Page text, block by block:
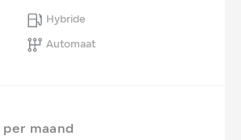
Hybride
Automaat
per maand